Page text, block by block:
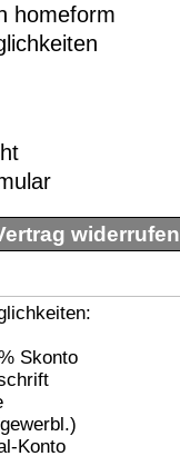
homeform
widerrufen
Skonto
Konto